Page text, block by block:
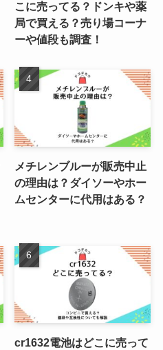
こに売ってる？ドンキや薬
局で買える？売り場コーナ
ーや値段も調査！
メチレンブルーが販売中止
の理由は？ダイソーやホー
ムセンターに代用はある？
cr1632電池はどこに売って